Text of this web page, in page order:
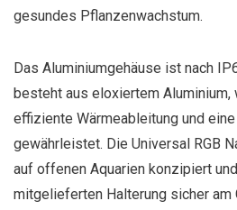
gesundes Pflanzenwachstum.
Das Aluminiumgehäuse ist nach
besteht aus eloxiertem Aluminium,
effiziente Wärmeableitung und
gewährleistet. Die Universal RGB
auf offenen Aquarien konzipiert
mitgelieferten Halterung sicher am